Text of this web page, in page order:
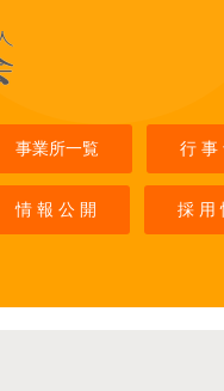
事業所一覧 行 事
情 報 公 開 採 用